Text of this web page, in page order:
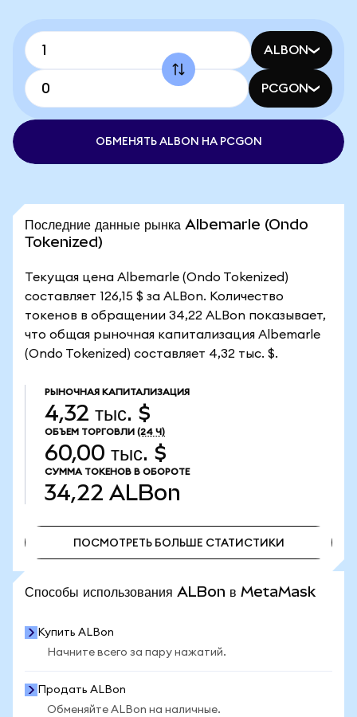
ALBON
PCGON
ОБМЕНЯТЬ ALBON НА PCGON
Последние данные рынка Albemarle (Ondo
Tokenized)
Текущая цена Albemarle (Ondo Tokenized)
составляет 126,15 $ за ALBon. Количество
токенов в обращении 34,22 ALBon показывает,
что общая рыночная капитализация Albemarle
(Ondo Tokenized) составляет 4,32 тыс. $.
РЫНОЧНАЯ КАПИТАЛИЗАЦИЯ
4,32 тыс. $
ОБЪЕМ ТОРГОВЛИ (24 Ч)
60,00 тыс. $
СУММА ТОКЕНОВ В ОБОРОТЕ
34,22 ALBon
ПОСМОТРЕТЬ БОЛЬШЕ СТАТИСТИКИ
Способы использования ALBon в MetaMask
Купить ALBon
Начните всего за пару нажатий.
Продать ALBon
Обменяйте ALBon на наличные.